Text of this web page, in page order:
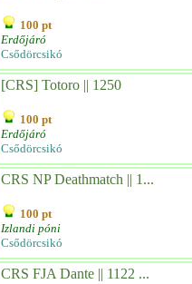
100 pt
Erdőjáró
Csődörcsikó
[CRS] Totoro || 1250
100 pt
Erdőjáró
Csődörcsikó
CRS NP Deathmatch || 1...
100 pt
Izlandi póni
Csődörcsikó
CRS FJA Dante || 1122 ...